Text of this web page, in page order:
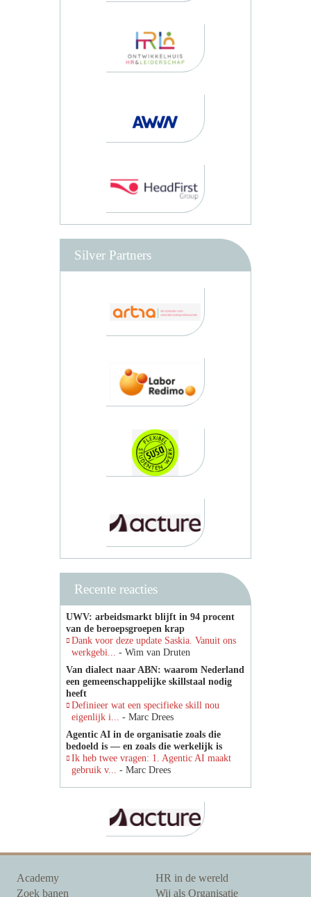
Silver Partners
Recente reacties
UWV: arbeidsmarkt blijft in 94 procent
van de beroepsgroepen krap
Dank voor deze update Saskia. Vanuit ons
werkgebi... - Wim van Druten
Van dialect naar ABN: waarom Nederland
een gemeenschappelijke skillstaal nodig
heeft
Definieer wat een specifieke skill nou
eigenlijk i... - Marc Drees
Agentic AI in de organisatie zoals die
bedoeld is — en zoals die werkelijk is
Ik heb twee vragen: 1. Agentic AI maakt
gebruik v... - Marc Drees
Academy
Zoek banen
HR in de wereld
Wij als Organisatie